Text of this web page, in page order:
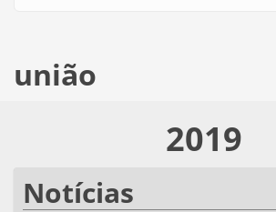
união
2019
Notícias